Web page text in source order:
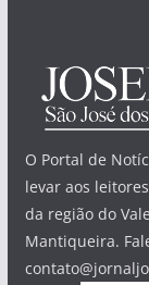
O Portal de
levar aos
da região do
Mantiqueira.